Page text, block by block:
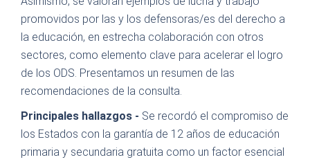
promovidos por las y los defensoras/es del derecho a
la educación, en estrecha colaboración con otros
sectores, como elemento clave para acelerar el logro
de los ODS. Presentamos un resumen de las
recomendaciones de la consulta.
Principales hallazgos - Se recordó el compromiso de
los Estados con la garantía de 12 años de educación
primaria y secundaria gratuita como un factor esencial